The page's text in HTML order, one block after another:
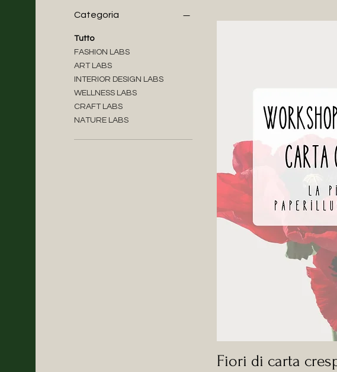
Categoria
Tutto
FASHION LABS
ART LABS
INTERIOR DESIGN LABS
WELLNESS LABS
CRAFT LABS
NATURE LABS
Fiori di carta